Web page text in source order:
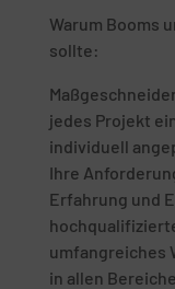
Warum Booms
sollte:
jedes Projekt
individuell
Ihre
Erfahrung und
umfangreiches
in allen